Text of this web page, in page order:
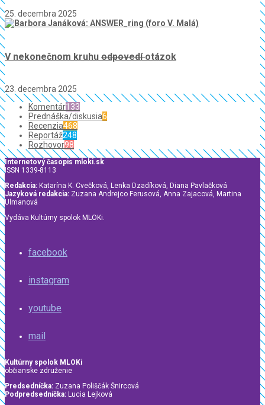
25. decembra 2025
V nekonečnom kruhu odpovedíotázok
23. decembra 2025
Komentár133
Prednáška/diskusia6
Recenzia468
Reportáž248
Rozhovor98
Internetový časopis mloki.sk
ISSN 1339-8113
Redakcia: Katarína K. Cvečková, Lenka Dzadíková, Diana Pavlačková
Jazyková redakcia: Zuzana Andrejco Ferusová, Anna Zajacová, Martina
Ulmanová
Vydáva Kultúrny spolok MLOKi.
facebook
instagram
youtube
mail
Kultúrny spolok MLOKi
občianske združenie
Predsedníčka: Zuzana Poliščák Šnircová
Podpredsedníčka: Lucia Lejková